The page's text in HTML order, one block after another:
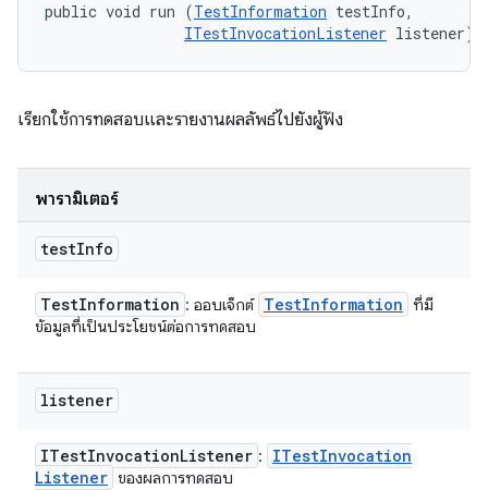
public void run (TestInformation testInfo,
ITestInvocationListener listener)
เรียกใช้การทดสอบและรายงานผลลัพธ์ไปยังผู้ฟัง
พารามิเตอร์
testInfo
TestInformation : ออบเจ็กต์ TestInformation ที่มี
ข้อมูลที่เป็นประโยชน์ต่อการทดสอบ
listener
ITestInvocationListener : ITestInvocation
Listener ของผลการทดสอบ